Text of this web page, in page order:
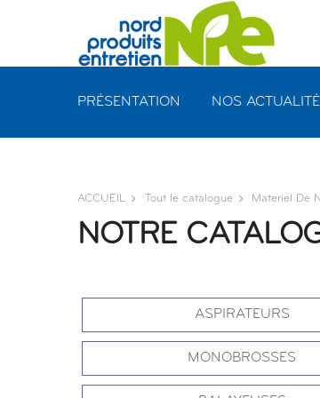
PRÉSENTATION NOS
ACCUEIL Tout le catalogue Materiel De
NOTRE
ASPIRATEURS
MONOBROSSES
Panneau de gestion des cookies